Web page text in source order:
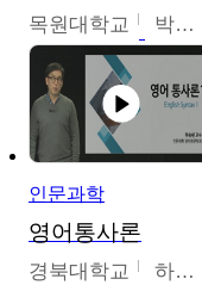
목원대학교 박미숙
인문과학
영어통사론
경북대학교 하승완